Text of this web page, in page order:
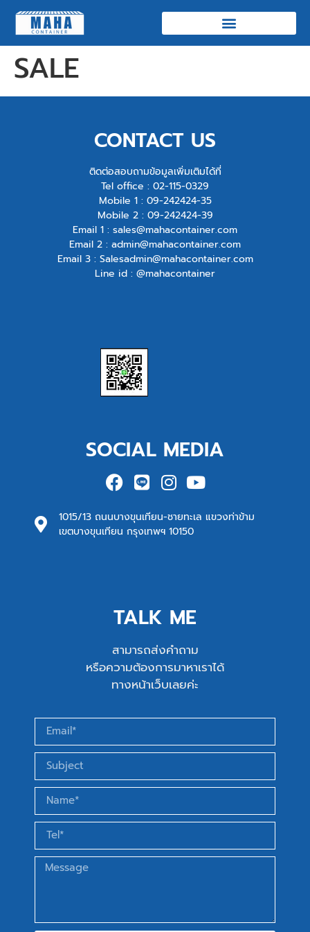
SALE
CONTACT US
ติดต่อสอบถามข้อมูลเพิ่มเติมได้ที่
Tel office : 02-115-0329
Mobile 1 : 09-242424-35
Mobile 2 : 09-242424-39
Email 1 : sales@mahacontainer.com
Email 2 : admin@mahacontainer.com
Email 3 : Salesadmin@mahacontainer.com
Line id : @mahacontainer
SOCIAL MEDIA
1015/13 ถนนบางขุนเทียน-ชายทะเล แขวงท่าข้าม
เขตบางขุนเทียน กรุงเทพฯ 10150
TALK ME
สามารถส่งคำถาม
หรือความต้องการมาหาเราได้
ทางหน้าเว็บเลยค่ะ